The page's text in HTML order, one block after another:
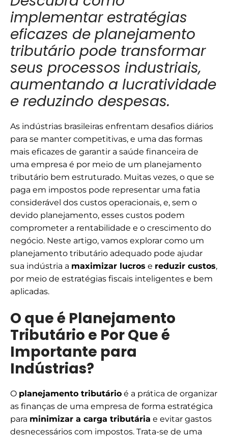
implementar estratégias
eficazes de planejamento
tributário pode transformar
seus processos industriais,
aumentando a lucratividade
e reduzindo despesas.
As indústrias brasileiras enfrentam desafios diários
para se manter competitivas, e uma das formas
mais eficazes de garantir a saúde financeira de
uma empresa é por meio de um planejamento
tributário bem estruturado. Muitas vezes, o que se
paga em impostos pode representar uma fatia
considerável dos custos operacionais, e, sem o
devido planejamento, esses custos podem
comprometer a rentabilidade e o crescimento do
negócio. Neste artigo, vamos explorar como um
planejamento tributário adequado pode ajudar
sua indústria a maximizar lucros e reduzir custos,
por meio de estratégias fiscais inteligentes e bem
aplicadas.
O que é Planejamento
Tributário e Por Que é
Importante para
Indústrias?
O planejamento tributário é a prática de organizar
as finanças de uma empresa de forma estratégica
para minimizar a carga tributária e evitar gastos
desnecessários com impostos. Trata-se de uma